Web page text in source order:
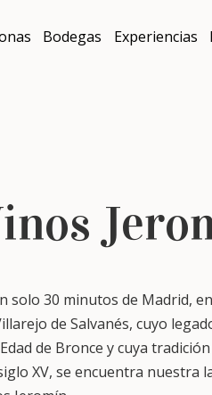
Bodegas Experiencias
solo 30 minutos de Madrid,
de Salvanés, cuyo
de Bronce y cuya
XV, se encuentra nuestra